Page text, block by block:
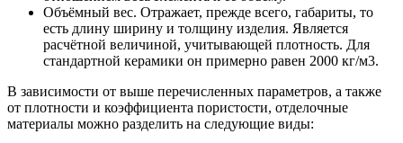
Объёмный вес. Отражает, прежде всего, габариты, то
есть длину ширину и толщину изделия. Является
расчётной величиной, учитывающей плотность. Для
стандартной керамики он примерно равен 2000 кг/м3.
В зависимости от выше перечисленных параметров, а также
от плотности и коэффициента пористости, отделочные
материалы можно разделить на следующие виды: